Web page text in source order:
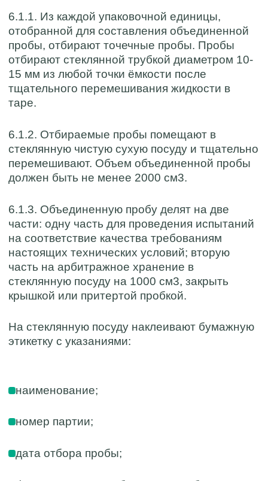
6.1.1. Из каждой упаковочной единицы,
отобранной для составления объединенной
пробы, отбирают точечные пробы. Пробы
отбирают стеклянной трубкой диаметром 10-
15 мм из любой точки ёмкости после
тщательного перемешивания жидкости в
таре.
6.1.2. Отбираемые пробы помещают в
стеклянную чистую сухую посуду и тщательно
перемешивают. Объем объединенной пробы
должен быть не менее 2000 см3.
6.1.3. Объединенную пробу делят на две
части: одну часть для проведения испытаний
на соответствие качества требованиям
настоящих технических условий; вторую
часть на арбитражное хранение в
стеклянную посуду на 1000 см3, закрыть
крышкой или притертой пробкой.
На стеклянную посуду наклеивают бумажную
этикетку с указаниями:
наименование;
номер партии;
дата отбора пробы;